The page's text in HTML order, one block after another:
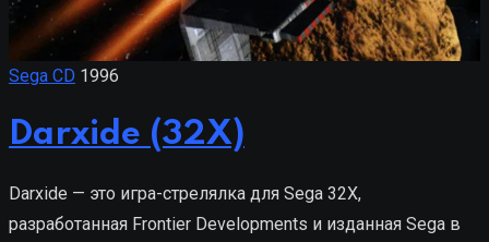
Sega CD 1996
Darxide (32X)
Darxide — это игра-стрелялка для Sega 32X,
разработанная Frontier Developments и изданная Sega в